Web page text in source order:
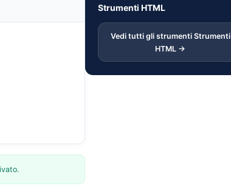
Strumenti HTML
Vedi tutti gli strumenti Strumenti
HTML →